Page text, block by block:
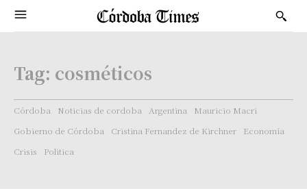
Tag: cosméticos
Córdoba Noticias de cordoba Argentina
Mauricio Macri
Gobierno de Córdoba
Cristina Fernandez de Kirchner
Economía
Crisis
Politica